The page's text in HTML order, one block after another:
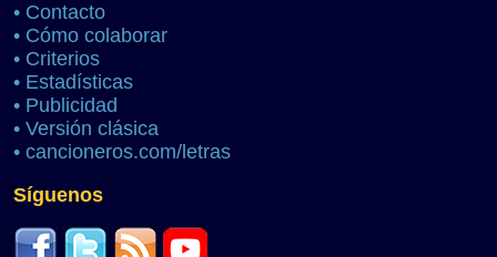
• Contacto
• Cómo colaborar
• Criterios
• Estadísticas
• Publicidad
• Versión clásica
• cancioneros.com/letras
Síguenos